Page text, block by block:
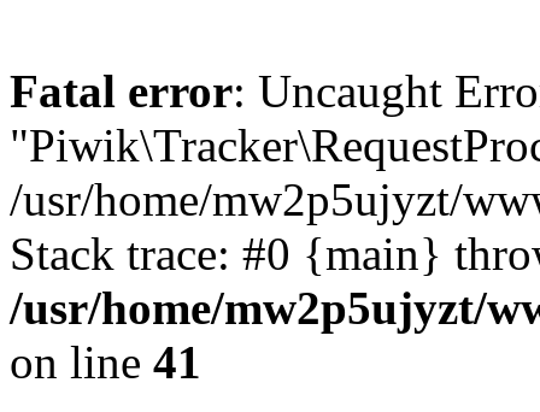
Fatal error: Uncaught
/usr/home/mw2p5ujyzt/
Stack trace: #0 {main}
/usr/home/mw2p5ujyzt/
on line 41